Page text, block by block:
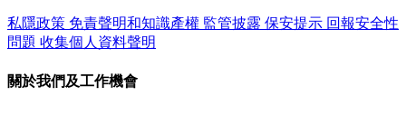
私隱政策 免責聲明和知識產權 監管披露 保安提示 回報安全性
問題 收集個人資料聲明
關於我們及工作機會